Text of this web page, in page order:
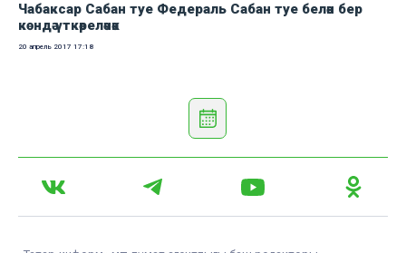
Чабаксар Сабан туе Федераль Сабан туе белән бер
көндә үткәреләчәк
20 апрель 2017 17:18